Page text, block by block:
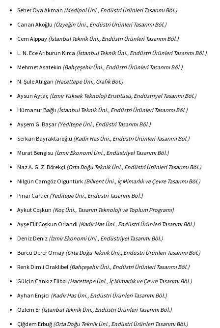
Seher Oya Akman (Medipol Üni., Endüstri Ürünleri Tasarımı Böl.)
Canan Akoğlu (Özyeğin Üni., Endüstri Ürünleri Tasarımı Böl.)
Cem Alppay (İstanbul Teknik Üni., Endüstri Ürünleri Tasarımı Böl.)
L. N. Ece Arıburun Kırca (İstanbul Teknik Üni., Endüstri Ürünleri Tasarımı Böl.)
Mehmet Asatekin (Bahçeşehir Üni., Endüstri Ürünleri Tasarımı Böl.)
N. Şule Atılgan (Hacettepe Üni., Grafik Böl.)
Aysun Aytaç (İzmir Yüksek Teknoloji Enstitüsü, Endüstriyel Tasarımı Böl.)
Hümanur Bağlı (İstanbul Teknik Üni., Endüstri Ürünleri Tasarımı Böl.)
Ayşem G. Başar (Yeditepe Üni., Endüstri Tasarımı Böl.)
Serkan Bayraktaroğlu (Kadir Has Üni., Endüstri Ürünleri Tasarımı Böl.)
Murat Bengisu (İzmir Ekonomi Üni., Endüstriyel Tasarımı Böl.)
Naz A. G. Z. Börekçi (Orta Doğu Teknik Üni., Endüstri Ürünleri Tasarımı Böl.)
Nilgün Camgöz Olguntürk (Bilkent Üni., İç Mimarlık ve Çevre Tasarımı Böl.)
Pınar Cartier (Yeditepe Üni., Endüstri Tasarımı Böl.)
Aykut Coşkun (Koç Üni., Tasarım Teknoloji ve Toplum Programı)
Ayşe Elif Coşkun Orlandi (Kadir Has Üni., Endüstri Ürünleri Tasarımı Böl.)
Deniz Deniz (İzmir Ekonomi Üni., Endüstriyel Tasarımı Böl.)
Burcu Derer Omay (Orta Doğu Teknik Üni., Endüstri Ürünleri Tasarımı Böl.)
Renk Dimli Oraklıbel (Bahçeşehir Üni., Endüstri Ürünleri Tasarımı Böl.)
Gülçin Cankız Elibol (Hacettepe Üni., İç Mimarlık ve Çevre Tasarımı Böl.)
Ayhan Enşici (Kadir Has Üni., Endüstri Ürünleri Tasarımı Böl.)
Özlem Er (İstanbul Teknik Üni., Endüstri Ürünleri Tasarımı Böl.)
Çiğdem Erbuğ (Orta Doğu Teknik Üni., Endüstri Ürünleri Tasarımı Böl.)